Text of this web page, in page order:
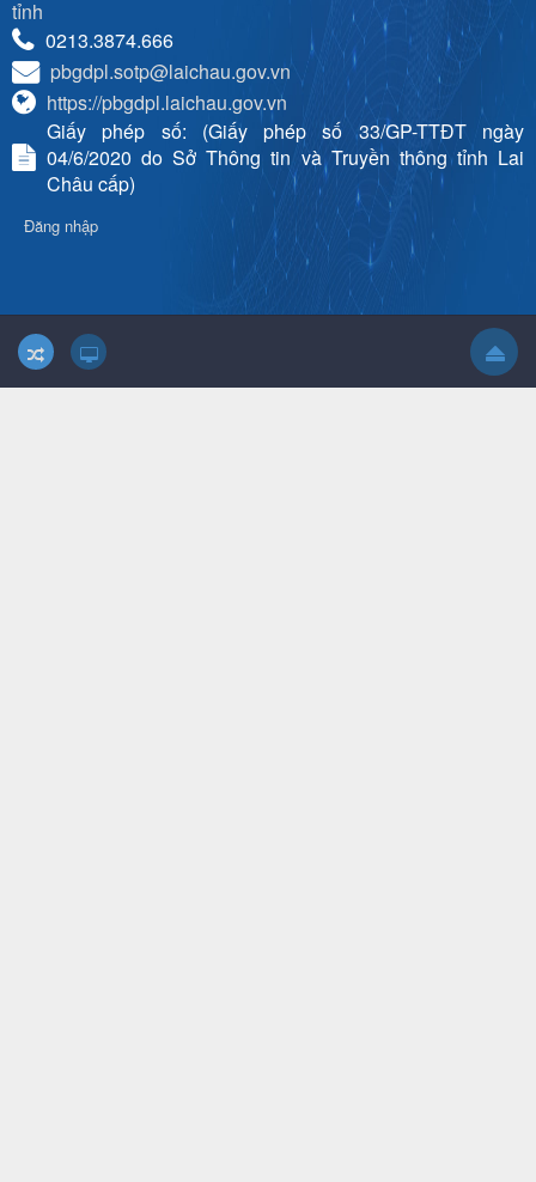
tỉnh
0213.3874.666
pbgdpl.sotp@laichau.gov.vn
https://pbgdpl.laichau.gov.vn
Giấy phép số: (Giấy phép số 33/GP-TTĐT ngày
04/6/2020 do Sở Thông tin và Truyền thông tỉnh Lai
Châu cấp)
Đăng nhập